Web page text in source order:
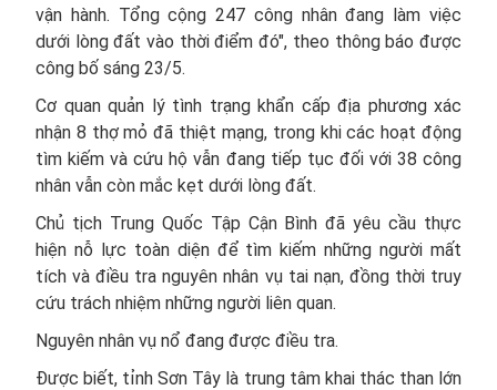
vận hành. Tổng cộng 247 công nhân đang làm việc
dưới lòng đất vào thời điểm đó", theo thông báo được
công bố sáng 23/5.
Cơ quan quản lý tình trạng khẩn cấp địa phương xác
nhận 8 thợ mỏ đã thiệt mạng, trong khi các hoạt động
tìm kiếm và cứu hộ vẫn đang tiếp tục đối với 38 công
nhân vẫn còn mắc kẹt dưới lòng đất.
Chủ tịch Trung Quốc Tập Cận Bình đã yêu cầu thực
hiện nỗ lực toàn diện để tìm kiếm những người mất
tích và điều tra nguyên nhân vụ tai nạn, đồng thời truy
cứu trách nhiệm những người liên quan.
Nguyên nhân vụ nổ đang được điều tra.
Được biết, tỉnh Sơn Tây là trung tâm khai thác than lớn